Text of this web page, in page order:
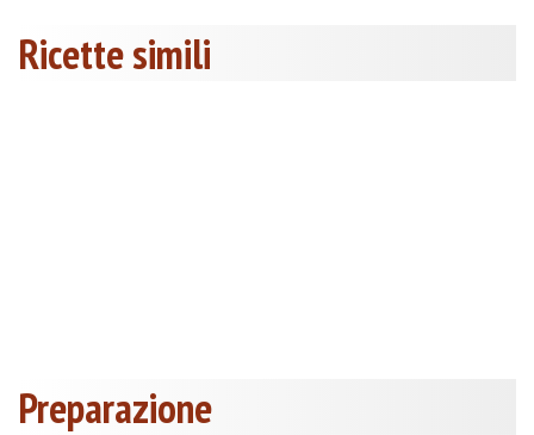
Ricette simili
Preparazione